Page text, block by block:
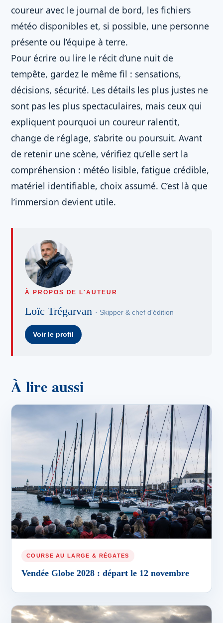
coureur avec le journal de bord, les fichiers
météo disponibles et, si possible, une personne
présente ou l’équipe à terre.
Pour écrire ou lire le récit d’une nuit de
tempête, gardez le même fil : sensations,
décisions, sécurité. Les détails les plus justes ne
sont pas les plus spectaculaires, mais ceux qui
expliquent pourquoi un coureur ralentit,
change de réglage, s’abrite ou poursuit. Avant
de retenir une scène, vérifiez qu’elle sert la
compréhension : météo lisible, fatigue crédible,
matériel identifiable, choix assumé. C’est là que
l’immersion devient utile.
À PROPOS DE L'AUTEUR
Loïc Trégarvan · Skipper & chef d'édition
Voir le profil
À lire aussi
COURSE AU LARGE & RÉGATES
Vendée Globe 2028 : départ le 12 novembre